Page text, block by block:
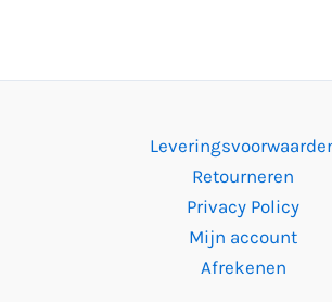
Retourneren
Privacy Policy
Mijn account
Afrekenen